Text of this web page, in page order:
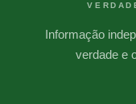
Informação
verdade e